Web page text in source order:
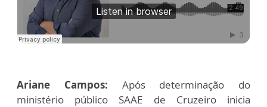
Ariane Campos: Após determinação do
ministério público SAAE de Cruzeiro inicia